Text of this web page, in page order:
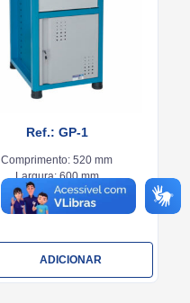
Ref.: GP-1
Comprimento: 520 mm
Largura:600 mm
Altura: 870 mm
ADICIONAR